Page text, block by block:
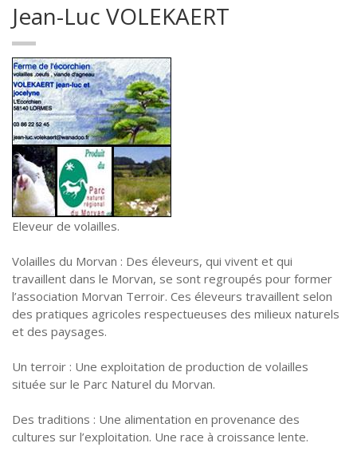
Jean-Luc VOLEKAERT
Eleveur de volailles.
Volailles du Morvan : Des éleveurs, qui vivent et qui
travaillent dans le Morvan, se sont regroupés pour former
l’association Morvan Terroir. Ces éleveurs travaillent selon
des pratiques agricoles respectueuses des milieux naturels
et des paysages.
Un terroir : Une exploitation de production de volailles
située sur le Parc Naturel du Morvan.
Des traditions : Une alimentation en provenance des
cultures sur l’exploitation. Une race à croissance lente.